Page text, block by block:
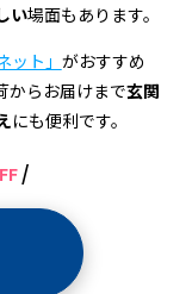
い場面もあります。
ト」 がおすすめ
からお届けまで玄関
にも便利です。
/